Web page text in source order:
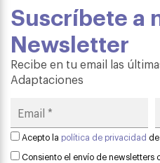
Suscríbete a
Newsletter
Recibe en tu email las
Adaptaciones
Acepto la política de privacidad
Consiento el envío de